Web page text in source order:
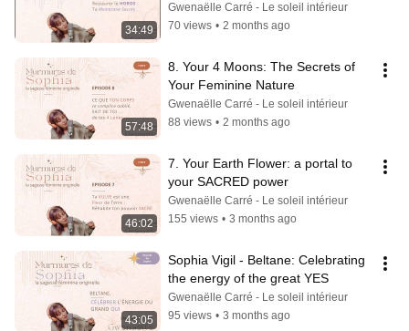
34:49
Gwenaëlle Carré - Le soleil intérieur
70 views • 2 months ago
57:48
8. Your 4 Moons: The Secrets of
Your Feminine Nature
Gwenaëlle Carré - Le soleil intérieur
88 views • 2 months ago
46:02
7. Your Earth Flower: a portal to
your SACRED power
Gwenaëlle Carré - Le soleil intérieur
155 views • 3 months ago
43:05
Sophia Vigil - Beltane: Celebrating
the energy of the great YES
Gwenaëlle Carré - Le soleil intérieur
95 views • 3 months ago